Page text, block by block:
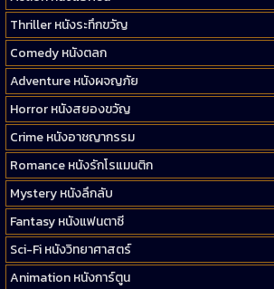
Thriller หนังระทึกขวัญ
Comedy หนังตลก
Adventure หนังผจญภัย
Horror หนังสยองขวัญ
Crime หนังอาชญากรรม
Romance หนังรักโรแมนติก
Mystery หนังลึกลับ
Fantasy หนังแฟนตาซี
Sci-Fi หนังวิทยาศาสตร์
Animation หนังการ์ตูน